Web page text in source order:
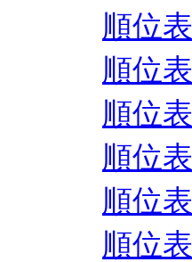
順位表
順位表
順位表
順位表
順位表
順位表